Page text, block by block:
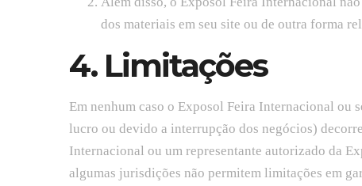
dos materiais em seu site ou de outra forma
4. Limitações
Em nenhum caso o Exposol Feira Internacional ou
lucro ou devido a interrupção dos negócios)
Internacional ou um representante autorizado da
algumas jurisdições não permitem limitações em